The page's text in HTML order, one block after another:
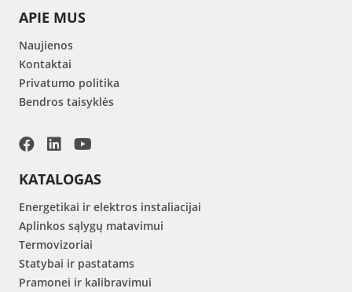
APIE MUS
Naujienos
Kontaktai
Privatumo politika
Bendros taisyklės
KATALOGAS
Energetikai ir elektros instaliacijai
Aplinkos sąlygų matavimui
Termovizoriai
Statybai ir pastatams
Pramonei ir kalibravimui